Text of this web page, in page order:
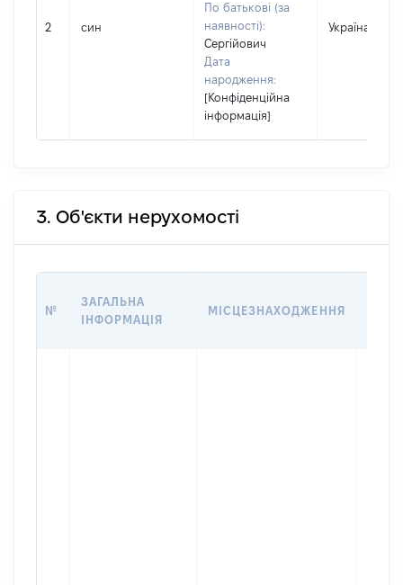
2 син
По батькові (за
наявності):
Сергійович
Дата
народження:
[Конфіденційна
інформація]
Україна
3. Об'єкти нерухомості
№
ЗАГАЛЬНА
ІНФОРМАЦІЯ
МІСЦЕЗНАХОДЖЕННЯ